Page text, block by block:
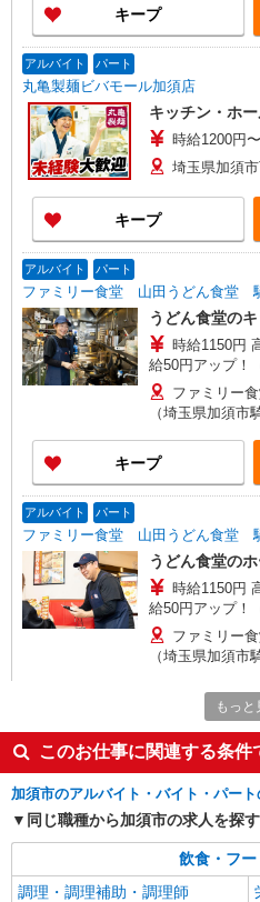
キープ
アルバイト パート
丸亀製麺ビバモール加須店
キッチン・ホ
時給1200円〜
埼玉県加須
キープ
アルバイト パート
ファミリー食堂 山田うどん食堂
うどん食堂の
時給1150円 高校生／時給1150円 日・祝日は時
給50円アップ！
ファミリー
（埼玉県加須市
キープ
アルバイト パート
ファミリー食堂 山田うどん食堂
うどん食堂の
時給1150円 高校生／時給1150円 日・祝日は時
給50円アップ！
ファミリー
（埼玉県加須市
アルバイト パート
ジョイフーズ 北川辺店
食品スーパー
［1］9-17時
1141円 ［3］
時給1141
埼玉県加須
もっと
このお仕事に関連する条件
加須市のアルバイト・バイト・パー
同じ職種から加須市の求人を探す
飲食・フ
調理・調理補助・調理師